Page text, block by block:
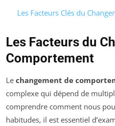
Les Facteurs Clés du
Les Facteurs du
Comportement
Le changement de
complexe qui dépend de
comprendre comment nous
habitudes, il est essentiel